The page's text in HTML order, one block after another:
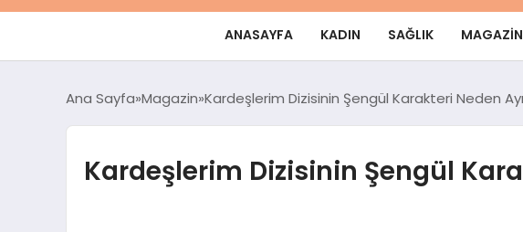
ANASAYFA KADIN SAĞLIK MAGAZIN
Ana Sayfa Magazin Kardeşlerim Dizisinin Şengül Karakteri Neden
Kardeşlerim Dizisinin Şengül